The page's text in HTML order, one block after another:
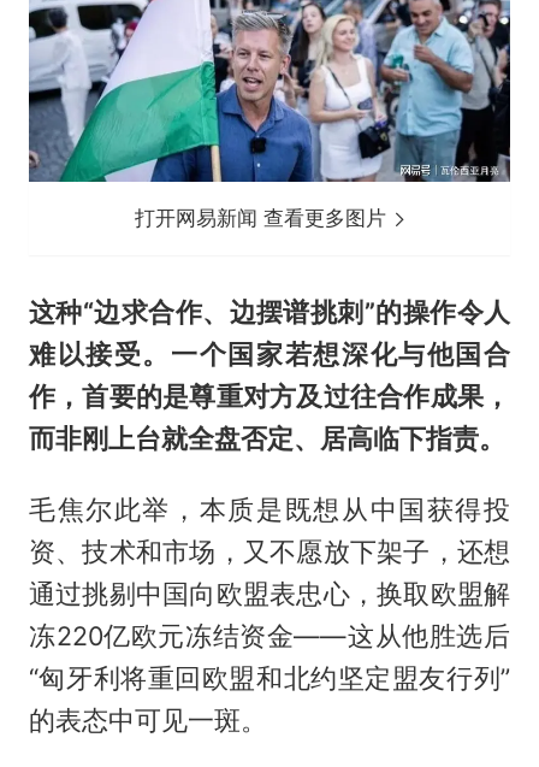
打开网易新闻 查看更多图片
这种“边求合作、边摆谱挑刺”的操作令人
难以接受。一个国家若想深化与他国合
作，首要的是尊重对方及过往合作成果，
而非刚上台就全盘否定、居高临下指责。
毛焦尔此举，本质是既想从中国获得投
资、技术和市场，又不愿放下架子，还想
通过挑剔中国向欧盟表忠心，换取欧盟解
冻220亿欧元冻结资金——这从他胜选后
“匈牙利将重回欧盟和北约坚定盟友行列”
的表态中可见一斑。